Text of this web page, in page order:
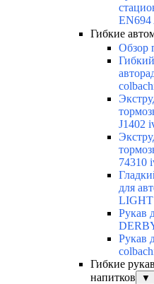
EN694
Гибкие
Обзор
J1402
74310
для
LIGHT
Рукав
Рукав
Гибкие
напитков
▼